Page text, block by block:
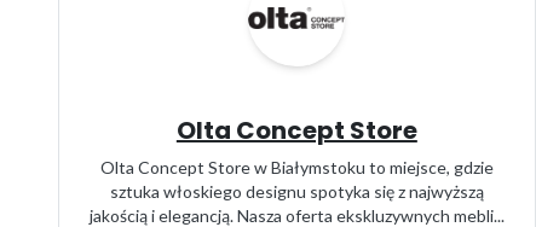
Olta Concept Store
Olta Concept Store w Białymstoku to miejsce, gdzie
sztuka włoskiego designu spotyka się z najwyższą
jakością i elegancją. Nasza oferta ekskluzywnych mebli...